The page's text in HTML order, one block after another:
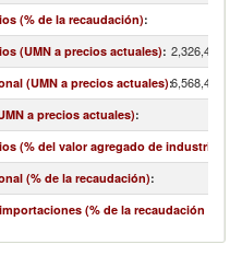
(% de la recaudación):
(UMN a precios actuales):
(UMN a precios actuales):
a precios actuales):
(% del valor agregado de industria y
(% de la recaudación):
(% de la recaudación